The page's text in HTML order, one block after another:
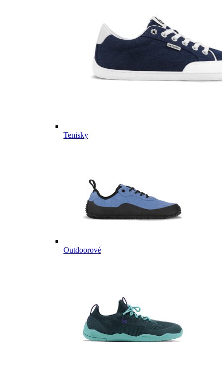
Tenisky
Outdoorové